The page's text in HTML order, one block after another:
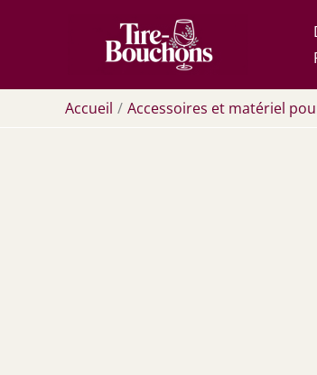
Accueil Accessoires et matériel